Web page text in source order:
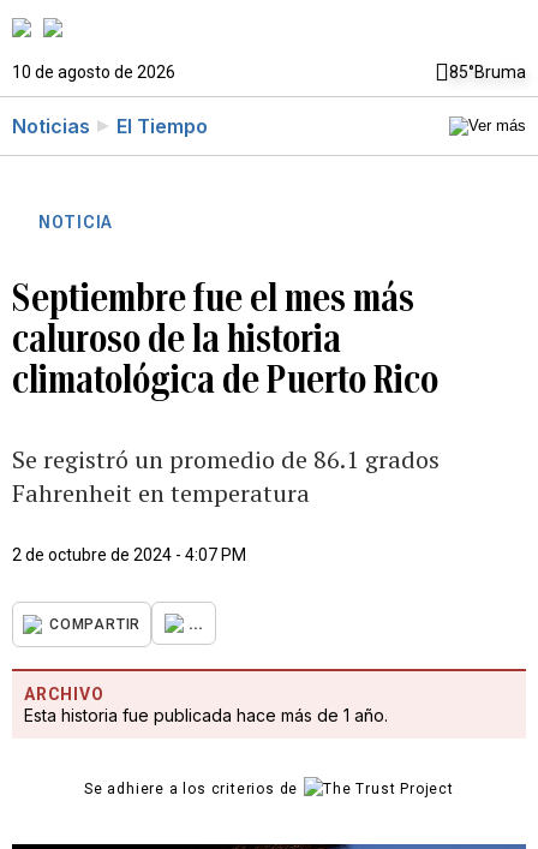
10 de agosto de 2026 85°Bruma
Noticias El Tiempo
NOTICIA
Septiembre fue el mes más
caluroso de la historia
climatológica de Puerto Rico
Se registró un promedio de 86.1 grados
Fahrenheit en temperatura
2 de octubre de 2024 - 4:07 PM
COMPARTIR ...
ARCHIVO
Esta historia fue publicada hace más de 1 año.
Se adhiere a los criterios de